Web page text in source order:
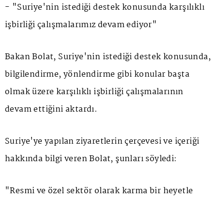
- "Suriye'nin istediği destek konusunda karşılıklı
işbirliği çalışmalarımız devam ediyor"
Bakan Bolat, Suriye'nin istediği destek konusunda,
bilgilendirme, yönlendirme gibi konular başta
olmak üzere karşılıklı işbirliği çalışmalarının
devam ettiğini aktardı.
Suriye'ye yapılan ziyaretlerin çerçevesi ve içeriği
hakkında bilgi veren Bolat, şunları söyledi:
"Resmi ve özel sektör olarak karma bir heyetle